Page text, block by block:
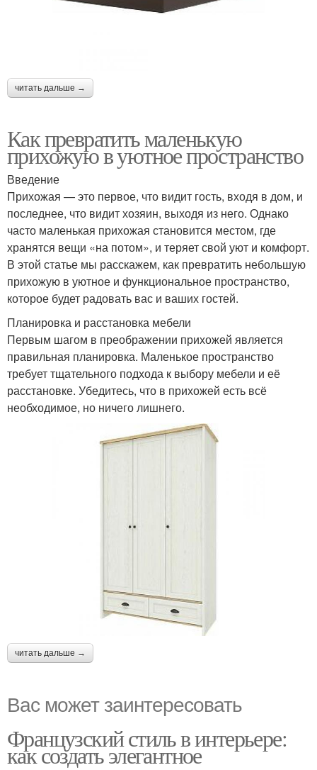
читать дальше →
Как превратить маленькую
прихожую в уютное пространство
Введение
Прихожая — это первое, что видит гость, входя в дом, и
последнее, что видит хозяин, выходя из него. Однако
часто маленькая прихожая становится местом, где
хранятся вещи «на потом», и теряет свой уют и комфорт.
В этой статье мы расскажем, как превратить небольшую
прихожую в уютное и функциональное пространство,
которое будет радовать вас и ваших гостей.
Планировка и расстановка мебели
Первым шагом в преображении прихожей является
правильная планировка. Маленькое пространство
требует тщательного подхода к выбору мебели и её
расстановке. Убедитесь, что в прихожей есть всё
необходимое, но ничего лишнего.
читать дальше →
Вас может заинтересовать
Французский стиль в интерьере:
как создать элегантное